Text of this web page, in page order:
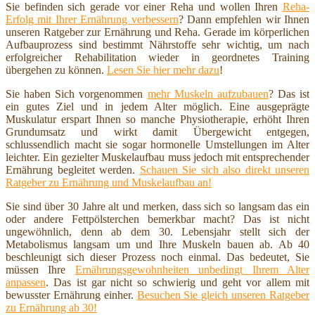
Sie befinden sich gerade vor einer Reha und wollen Ihren Reha-
Erfolg mit Ihrer Ernährung verbessern? Dann empfehlen wir Ihnen
unseren Ratgeber zur Ernährung und Reha. Gerade im körperlichen
Aufbauprozess sind bestimmt Nährstoffe sehr wichtig, um nach
erfolgreicher Rehabilitation wieder in geordnetes Training
übergehen zu können. Lesen Sie hier mehr dazu!
Sie haben Sich vorgenommen mehr Muskeln aufzubauen? Das ist
ein gutes Ziel und in jedem Alter möglich. Eine ausgeprägte
Muskulatur erspart Ihnen so manche Physiotherapie, erhöht Ihren
Grundumsatz und wirkt damit Übergewicht entgegen,
schlussendlich macht sie sogar hormonelle Umstellungen im Alter
leichter. Ein gezielter Muskelaufbau muss jedoch mit entsprechender
Ernährung begleitet werden. Schauen Sie sich also direkt unseren
Ratgeber zu Ernährung und Muskelaufbau an!
Sie sind über 30 Jahre alt und merken, dass sich so langsam das ein
oder andere Fettpölsterchen bemerkbar macht? Das ist nicht
ungewöhnlich, denn ab dem 30. Lebensjahr stellt sich der
Metabolismus langsam um und Ihre Muskeln bauen ab. Ab 40
beschleunigt sich dieser Prozess noch einmal. Das bedeutet, Sie
müssen Ihre Ernährungsgewohnheiten unbedingt Ihrem Alter
anpassen. Das ist gar nicht so schwierig und geht vor allem mit
bewusster Ernährung einher. Besuchen Sie gleich unseren Ratgeber
zu Ernährung ab 30!